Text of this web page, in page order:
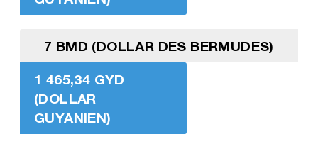
7 BMD (DOLLAR DES BERMUDES)
1 465,34 GYD
(DOLLAR
GUYANIEN)